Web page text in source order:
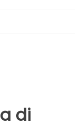
di